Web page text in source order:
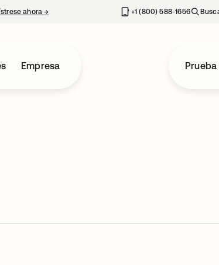
ahora→ se abre en una pestaña nueva+1 (800) 588-1656
Empresa